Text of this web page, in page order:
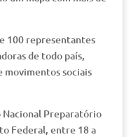
100 representantes
de todo país,
movimentos sociais
Nacional Preparatório
Federal, entre 18 a